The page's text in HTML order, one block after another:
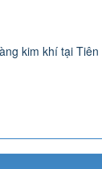
kim khí tại Tiên